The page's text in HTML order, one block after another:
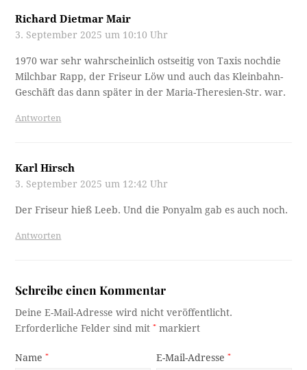
Richard Dietmar Mair
3. September 2025 um 10:10 Uhr
1970 war sehr wahrscheinlich ostseitig von Taxis nochdie
Milchbar Rapp, der Friseur Löw und auch das Kleinbahn-
Geschäft das dann später in der Maria-Theresien-Str. war.
Antworten
Karl Hirsch
3. September 2025 um 12:42 Uhr
Der Friseur hieß Leeb. Und die Ponyalm gab es auch noch.
Antworten
Schreibe einen Kommentar
Deine E-Mail-Adresse wird nicht veröffentlicht.
Erforderliche Felder sind mit* markiert
Name* E-Mail-Adresse*